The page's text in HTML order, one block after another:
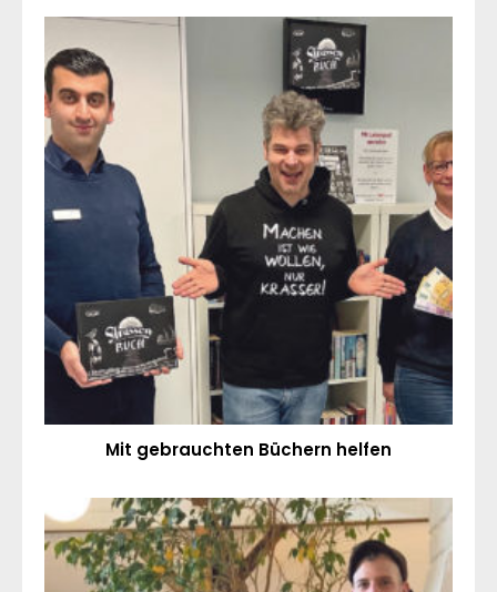
Mit gebrauchten Büchern helfen